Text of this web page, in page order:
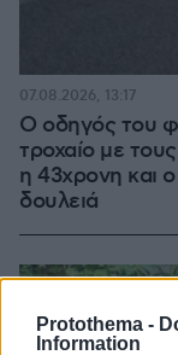
Protothema -
Information
Ο οδηγός του
τροχαίο με
η 43χρονη και
δουλειά
07.08.2026, 13:17